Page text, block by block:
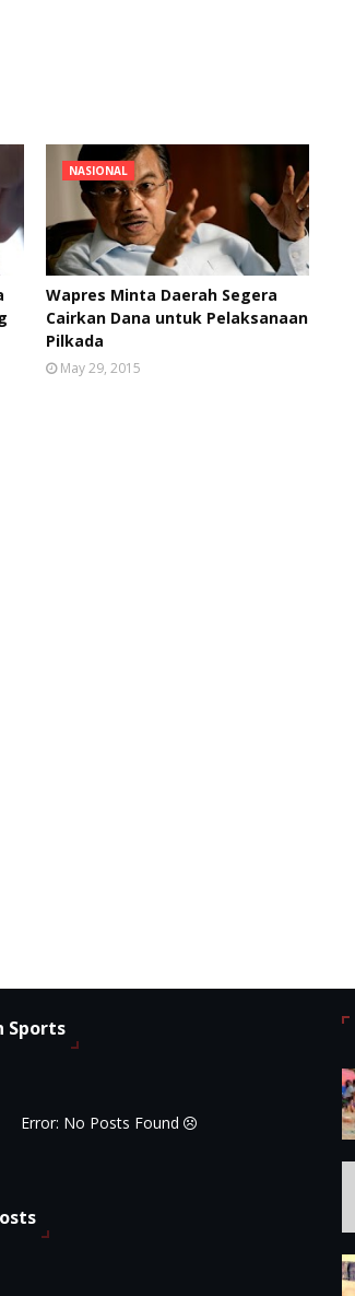
NASIONAL
Wapres Minta Daerah Segera
Cairkan Dana untuk Pelaksanaan
Pilkada
May 29, 2015
Sports
Error: No Posts Found